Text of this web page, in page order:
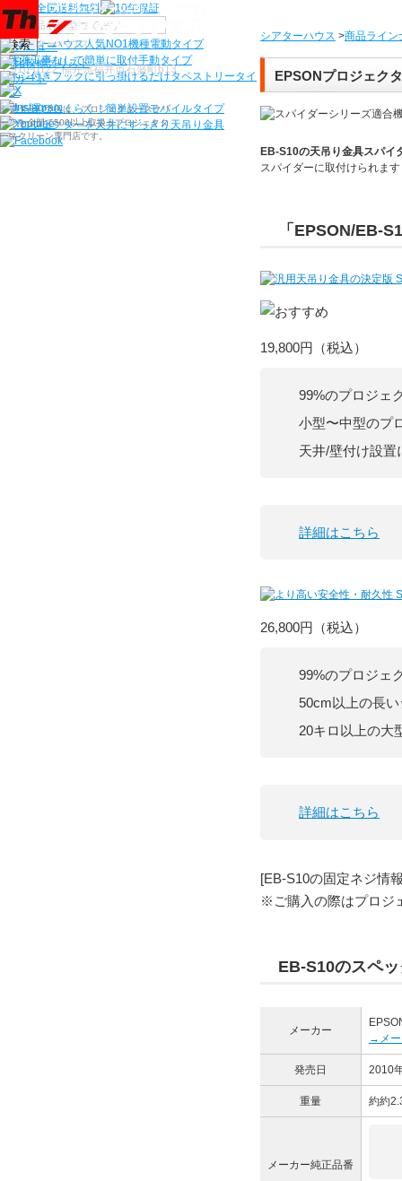
検索
シアターハウス >商品ライン
EPSONプロジェク
EB-S10の天吊り金具スパ
スパイダーに取付けられま
「EPSON/EB-
19,800円 （税込）
99%のプロジェ
小型〜中型のプ
天井/壁付け設置
詳細はこちら
26,800円 （税込）
99%のプロジェ
50cm以上の長
20キロ以上の大
詳細はこちら
[EB-S10の固定ネジ情
※ご購入の際はプロジ
EB-S10のスペ
メーカー
→メー
発売日 2010
重量 約約
メーカー純正品番
機種から選ぶ
シアターハウス人気NO1機種電動タイプ
電源工事なしで簡単に取付手動タイプ
ネジ付きフックに引っ掛けるだけタペストリータイ
プ
持ち運びらくらく！簡単設置モバイルタイプ
プロジェクターを天井にすっきり 天吊り金具
〒910-0122 福井県福井市石盛町613
シアターハウスは、プロジェクタースクリ
ーンを全部で500以上取扱うプロジェクタ
ースクリーン専門店です。